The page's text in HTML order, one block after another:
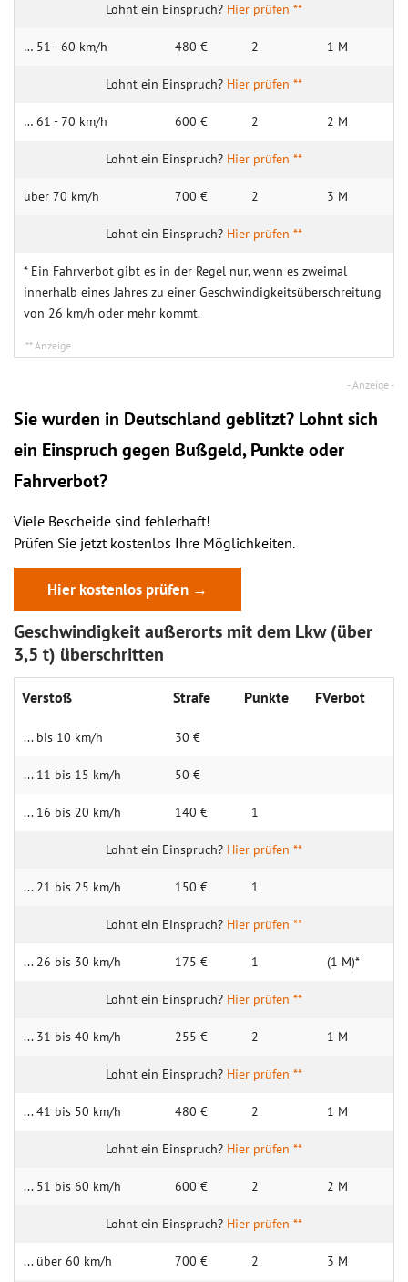
Hier prüfen **
… 51 - 60 km/h 480 € 2 1 M
Hier prüfen **
… 61 - 70 km/h 600 € 2 2 M
Hier prüfen **
über 70 km/h 700 € 2 3 M
Hier prüfen **
* Ein Fahrverbot gibt es in der Regel nur, wenn es zweimal
innerhalb eines Jahres zu einer Geschwindigkeitsüberschreitung
von 26 km/h oder mehr kommt.
Sie wurden in Deutschland geblitzt? Lohnt sich
ein Einspruch gegen Bußgeld, Punkte oder
Fahrverbot?
Viele Bescheide sind fehlerhaft!
Prüfen Sie jetzt kostenlos Ihre Möglichkeiten.
Hier kostenlos prüfen →
Geschwindigkeit außerorts mit dem Lkw (über
3,5 t) überschritten
Verstoß Strafe Punkte FVerbot
... bis 10 km/h 30 €
... 11 bis 15 km/h 50 €
... 16 bis 20 km/h 140 € 1
Hier prüfen **
... 21 bis 25 km/h 150 € 1
Hier prüfen **
... 26 bis 30 km/h 175 € 1 (1 M)*
Hier prüfen **
... 31 bis 40 km/h 255 € 2 1 M
Hier prüfen **
... 41 bis 50 km/h 480 € 2 1 M
Hier prüfen **
... 51 bis 60 km/h 600 € 2 2 M
Hier prüfen **
... über 60 km/h 700 € 2 3 M